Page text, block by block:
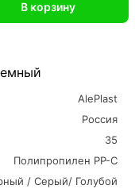
AlePlast
Россия
35
Полипропилен PP-C
/ Серый/ Голубой
В корзину